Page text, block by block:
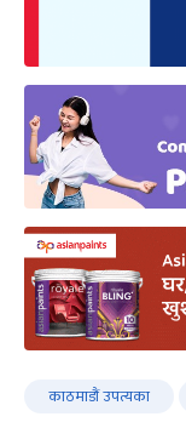
काठमाडौं उपत्यका